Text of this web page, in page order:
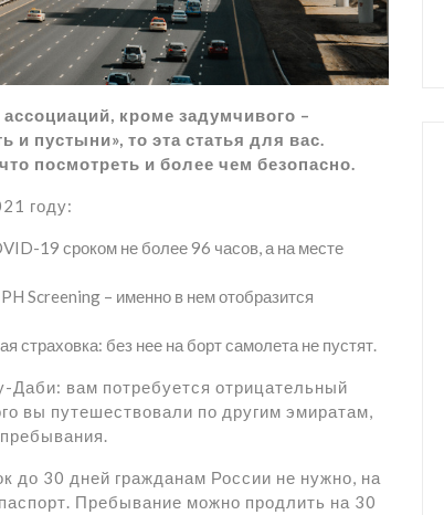
кроме задумчивого –
и пустыни», то эта статья для вас.
посмотреть и более чем безопасно.
году:
19 сроком не более 96 часов, а на месте
Screening – именно в нем отобразится
страховка: без нее на борт самолета не пустят.
вам потребуется отрицательный
вы путешествовали по другим эмиратам,
до 30 дней гражданам России не нужно, на
Пребывание можно продлить на 30